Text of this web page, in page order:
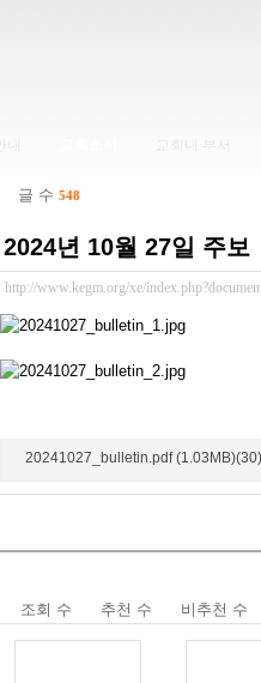
글 수 548
2024년 10월 27일 주보
http://www.kegm.org/xe/
20241027_bulletin.pdf (1.03MB)(30)
조회 수 추천 수 비추천 수